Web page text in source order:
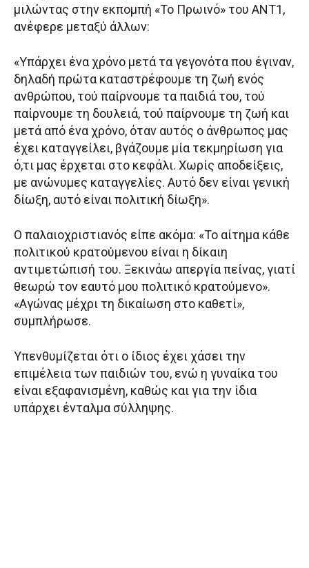
μιλώντας στην εκπομπή «Το Πρωινό» του ANT1,
ανέφερε μεταξύ άλλων:
«Υπάρχει ένα χρόνο μετά τα γεγονότα που έγιναν,
δηλαδή πρώτα καταστρέφουμε τη ζωή ενός
ανθρώπου, τού παίρνουμε τα παιδιά του, τού
παίρνουμε τη δουλειά, τού παίρνουμε τη ζωή και
μετά από ένα χρόνο, όταν αυτός ο άνθρωπος μας
έχει καταγγείλει, βγάζουμε μία τεκμηρίωση για
ό,τι μας έρχεται στο κεφάλι. Χωρίς αποδείξεις,
με ανώνυμες καταγγελίες. Αυτό δεν είναι γενική
δίωξη, αυτό είναι πολιτική δίωξη».
Ο παλαιοχριστιανός είπε ακόμα: «Το αίτημα κάθε
πολιτικού κρατούμενου είναι η δίκαιη
αντιμετώπισή του. Ξεκινάω απεργία πείνας, γιατί
θεωρώ τον εαυτό μου πολιτικό κρατούμενο».
«Αγώνας μέχρι τη δικαίωση στο καθετί»,
συμπλήρωσε.
Υπενθυμίζεται ότι ο ίδιος έχει χάσει την
επιμέλεια των παιδιών του, ενώ η γυναίκα του
είναι εξαφανισμένη, καθώς και για την ίδια
υπάρχει ένταλμα σύλληψης.